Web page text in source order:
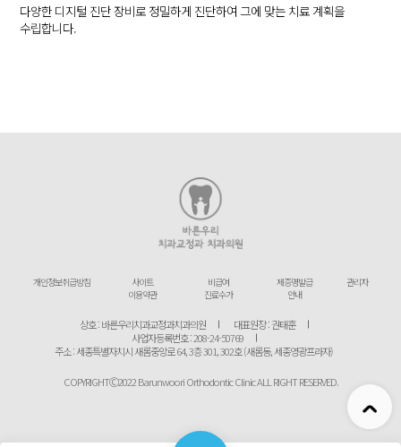
다양한 디지털 진단 장비로 정밀하게 진단하여 그에 맞는 치료 계획을
수립합니다.
개인정보취급방침
사이트
이용약관
비급여
진료수가
제증명발급
안내
관리자
상호 : 바른우리치과교정과치과의원
대표원장 : 권태훈
사업자등록번호 : 208-24-50769
주소 : 세종특별자치시 새롬중앙로 64, 3층 301, 302호 (새롬동, 세종영광프라자)
COPYRIGHTⒸ2022 Barunwoori Orthodontic Clinic ALL RIGHT RESERVED.